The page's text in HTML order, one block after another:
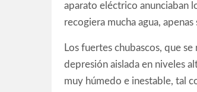
aparato eléctrico anunciaban
recogiera mucha agua,
Los fuertes chubascos, que
depresión aislada en niveles
muy húmedo e inestable, tal